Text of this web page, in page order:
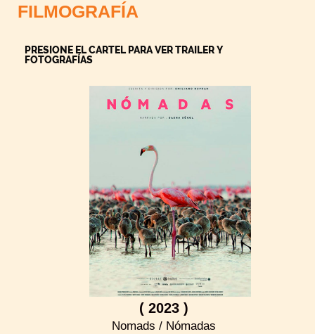
FILMOGRAFÍA
PRESIONE EL CARTEL PARA VER TRAILER Y
FOTOGRAFÍAS
( 2023 )
Nomads / Nómadas